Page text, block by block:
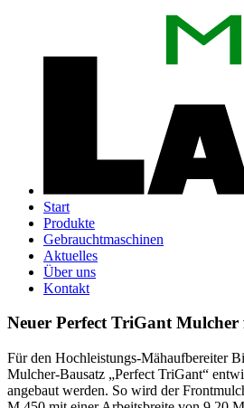
Start
Produkte
Gebrauchtmaschinen
Aktuelles
Über uns
Kontakt
Neuer Perfect TriGant
Für den Hochleistungs-Mähaufbereiter
Mulcher-Bausatz „Perfect TriGant“
angebaut werden. So wird der